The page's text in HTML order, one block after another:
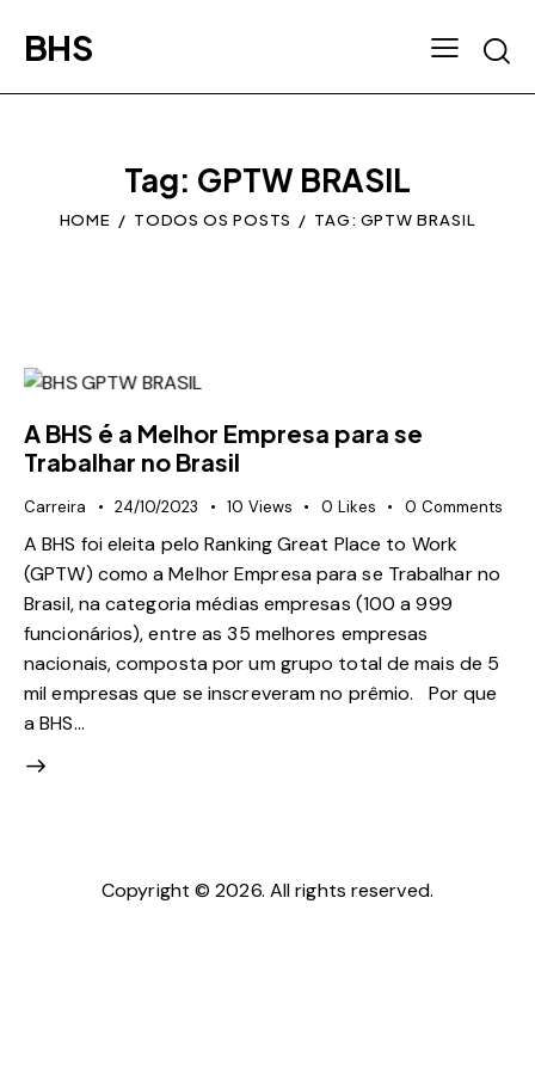
BHS
Tag: GPTW BRASIL
HOME TODOS OS POSTS TAG: GPTW BRASIL
A BHS é a Melhor Empresa para se
Trabalhar no Brasil
Carreira 24/10/2023 10 Views 0 Likes 0 Comments
A BHS foi eleita pelo Ranking Great Place to Work
(GPTW) como a Melhor Empresa para se Trabalhar no
Brasil, na categoria médias empresas (100 a 999
funcionários), entre as 35 melhores empresas
nacionais, composta por um grupo total de mais de 5
mil empresas que se inscreveram no prêmio. Por que
a BHS…
Copyright © 2026. All rights reserved.